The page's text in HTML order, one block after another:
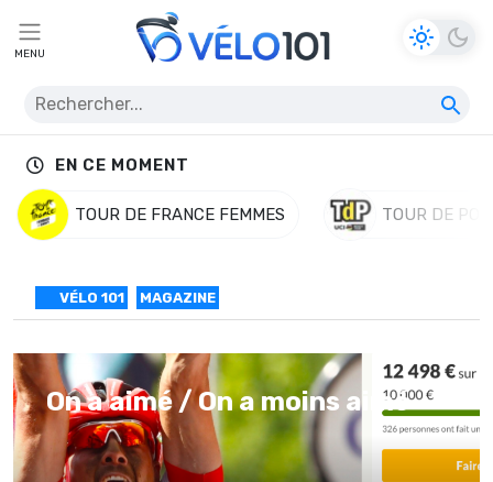
MENU
EN CE MOMENT
TOUR DE FRANCE FEMMES TOUR DE
VÉLO 101 MAGAZINE
On a aimé / On a moins aimé